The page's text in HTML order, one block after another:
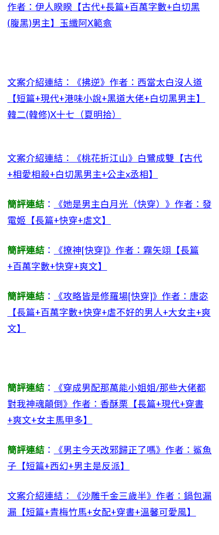
作者：伊人睽睽【古代+長篇+百萬字數+白切黑
(腹黑)男主】玉纖阿X範翕
文案介紹連結：《拂逆》作者：西當太白沒人道
【短篇+現代+港味小說+黑道大佬+白切黑男主】
韓二(韓修)X十七（夏明拾）
文案介紹連結：《桃花折江山》白鷺成雙【古代
+相愛相殺+白切黑男主+公主x丞相】
簡評連結 ：
《她是男主白月光（快穿）》作者：發
電姬【長篇+快穿+虐文】
簡評連結 ：
《撩神[快穿]》作者：霧矢翊【長篇
+百萬字數+快穿+爽文】
簡評連結 ：
《攻略皆是修羅場[快穿]》作者：唐宓
【長篇+百萬字數+快穿+虐不好的男人+大女主+爽
文】
簡評連結 ：
《穿成男配那萬能小姐姐/那些大佬都
對我神魂顛倒》作者：香酥栗【長篇+現代+穿書
+爽文+女主馬甲多】
簡評連結 ：
《男主今天改邪歸正了嗎》作者：鯊魚
子【短篇+西幻+男主是反派】
文案介紹連結：《沙雕千金三歲半》作者：鍋包漏
漏【短篇+青梅竹馬+女配+穿書+溫馨可愛風】